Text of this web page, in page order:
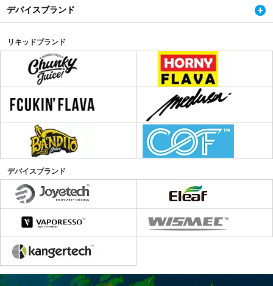
デバイスブランド
リキッドブランド
デバイスブランド